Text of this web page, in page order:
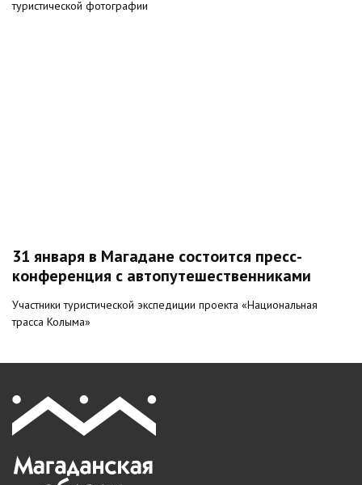
туристической фотографии
31 января в Магадане состоится пресс-
конференция с автопутешественниками
Участники туристической экспедиции проекта «Национальная
трасса Колыма»